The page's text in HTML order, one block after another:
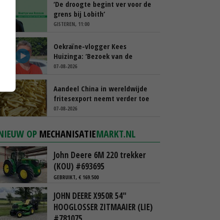
‘De droogte begint ver voor de
grens bij Lobith’
GISTEREN, 11:00
Oekraïne-vlogger Kees
Huizinga: ‘Bezoek van de
ambassade mag zelf groente
07-08-2026
Aandeel China in wereldwijde
fritesexport neemt verder toe
07-08-2026
OP MECHANISATIEMARKT.NL
John Deere 6M 220 trekker
(KOU) #693695
GEBRUIKT, € 169.500
JOHN DEERE X950R 54"
HOOGLOSSER ZITMAAIER (LIE)